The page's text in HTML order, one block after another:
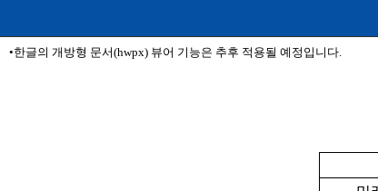
•한글의 개방형 문서(hwpx) 뷰어 기능은 추후 적용될 예정입니다.